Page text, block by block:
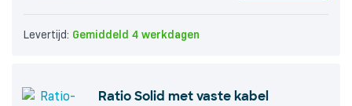
€ 1.046,96
through
Levertijd: Gemiddeld 4 werkdagen
Ratio Solid met vaste kabel